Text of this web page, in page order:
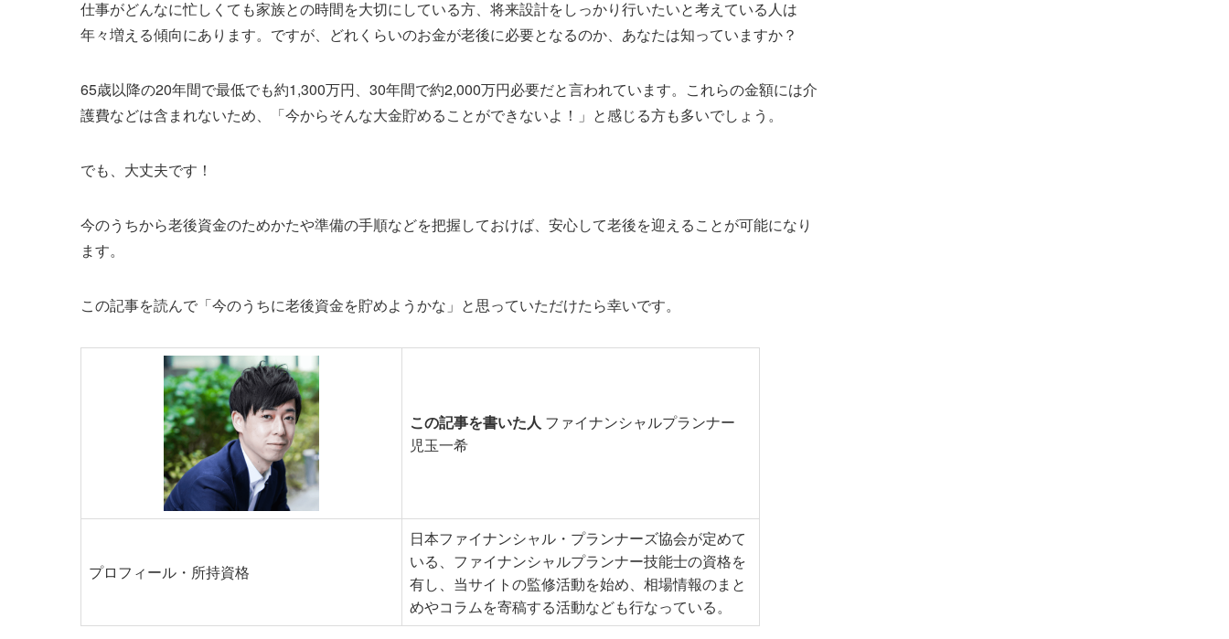
仕事がどんなに忙しくても家族との時間を大切にしている方、将来設計をしっかり行いたいと考えている人は
年々増える傾向にあります。ですが、どれくらいのお金が老後に必要となるのか、あなたは知っていますか？
65歳以降の20年間で最低でも約1,300万円、30年間で約2,000万円必要だと言われています。これらの金額には介
護費などは含まれないため、「今からそんな大金貯めることができないよ！」と感じる方も多いでしょう。
でも、大丈夫です！
今のうちから老後資金のためかたや準備の手順などを把握しておけば、安心して老後を迎えることが可能になり
ます。
この記事を読んで「今のうちに老後資金を貯めようかな」と思っていただけたら幸いです。
この記事を書いた人 ファイナンシャルプランナー
児玉一希
プロフィール・所持資格
日本ファイナンシャル・プランナーズ協会が定めて
いる、ファイナンシャルプランナー技能士の資格を
有し、当サイトの監修活動を始め、相場情報のまと
めやコラムを寄稿する活動なども行なっている。